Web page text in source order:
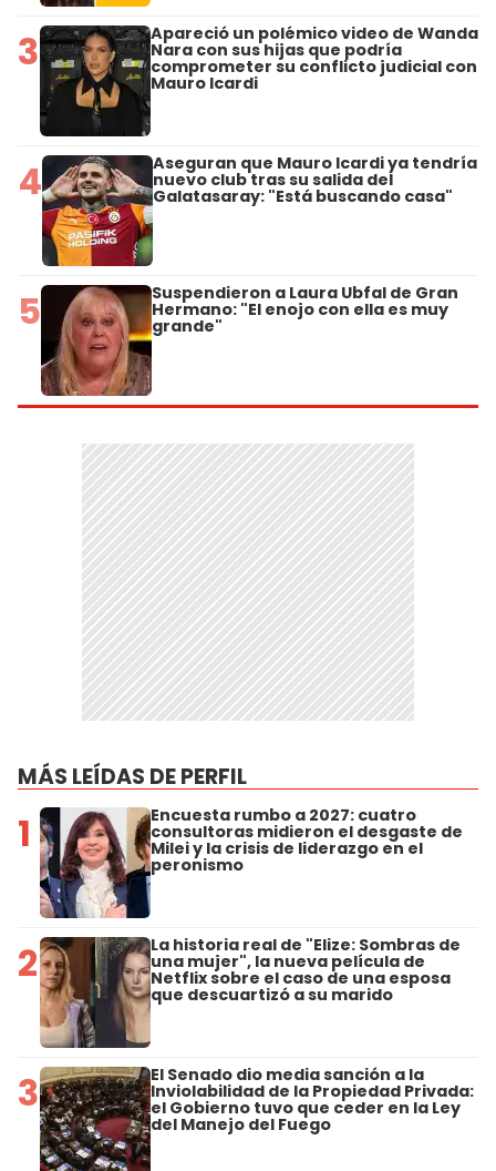
3 Apareció un polémico video de Wanda
Nara con sus hijas que podría
comprometer su conflicto judicial con
Mauro Icardi
4 Aseguran que Mauro Icardi ya tendría
nuevo club tras su salida del
Galatasaray: "Está buscando casa"
5 Suspendieron a Laura Ubfal de Gran
Hermano: "El enojo con ella es muy
grande"
MÁS LEÍDAS DE PERFIL
1 Encuesta rumbo a 2027: cuatro
consultoras midieron el desgaste de
Milei y la crisis de liderazgo en el
peronismo
2 La historia real de "Elize: Sombras de
una mujer", la nueva película de
Netflix sobre el caso de una esposa
que descuartizó a su marido
3 El Senado dio media sanción a la
Inviolabilidad de la Propiedad Privada:
el Gobierno tuvo que ceder en la Ley
del Manejo del Fuego